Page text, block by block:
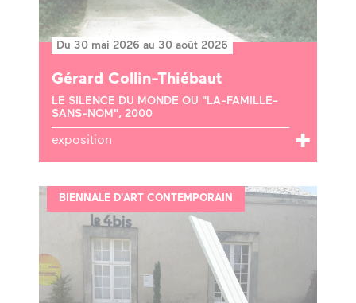
Du 30 mai 2026 au 30 août 2026
Gérard Collin-Thiébaut
LE SILENCE DU MONDE OU "LA-FAMILLE-
SANS-NOM", 2000
exposition
BIENNALE D'ART CONTEMPORAIN